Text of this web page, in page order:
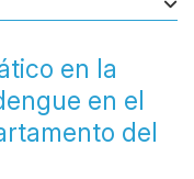
en la
en el
del